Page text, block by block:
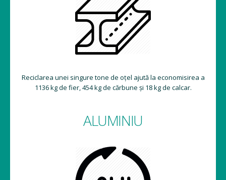
Reciclarea unei singure tone de oțel ajută la economisirea a
1136 kg de fier, 454 kg de cărbune și 18 kg de calcar.
ALUMINIU